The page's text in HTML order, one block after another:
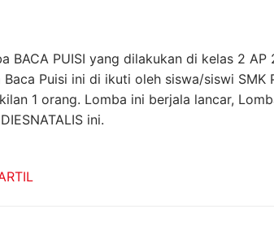
BACA PUISI yang dilakukan di kelas 2 AP
Puisi ini di ikuti oleh siswa/siswi SMK
1 orang. Lomba ini berjala lancar,
ini.